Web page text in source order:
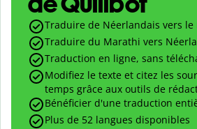
Traduire de Néerlandais vers le
Traduire du Marathi vers
Traduction en ligne, sans
Modifiez le texte et citez les
temps grâce aux outils de
Bénéficier d'une traduction
Plus de 52 langues disponibles